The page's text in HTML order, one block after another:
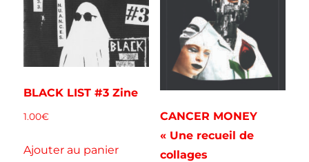
BLACK LIST #3 Zine
1.00€
Ajouter au panier
CANCER MONEY
« Une recueil de
collages